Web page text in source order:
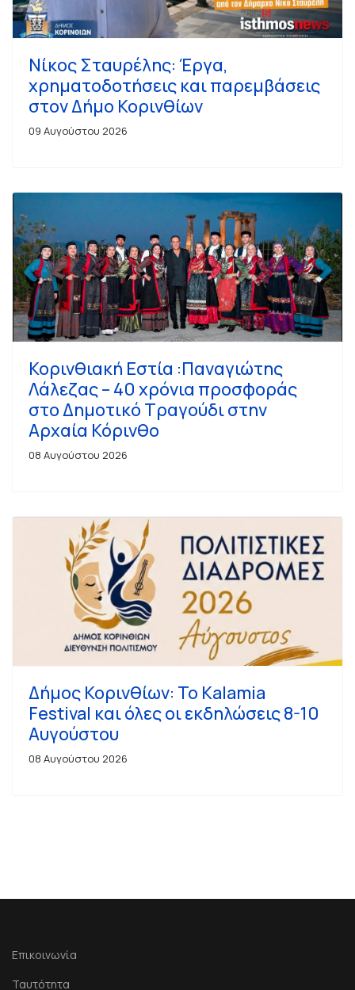
Νίκος Σταυρέλης: Έργα,
χρηματοδοτήσεις και παρεμβάσεις
στον Δήμο Κορινθίων
09 Αυγούστου 2026
Κορινθιακή Εστία :Παναγιώτης
Λάλεζας – 40 χρόνια προσφοράς
στο Δημοτικό Τραγούδι στην
Αρχαία Κόρινθο
08 Αυγούστου 2026
Δήμος Κορινθίων: Το Kalamia
Festival και όλες οι εκδηλώσεις 8-10
Αυγούστου
08 Αυγούστου 2026
Επικοινωνία
Ταυτότητα